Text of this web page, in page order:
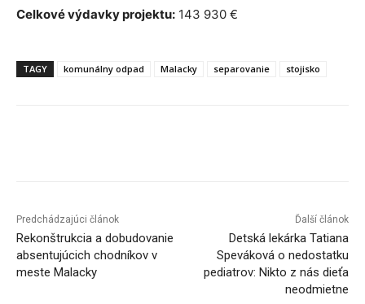
Celkové výdavky projektu: 143 930 €
TAGY komunálny odpad Malacky separovanie stojisko
Predchádzajúci článok
Rekonštrukcia a dobudovanie
absentujúcich chodníkov v
meste Malacky
Ďalší článok
Detská lekárka Tatiana
Speváková o nedostatku
pediatrov: Nikto z nás dieťa
neodmietne